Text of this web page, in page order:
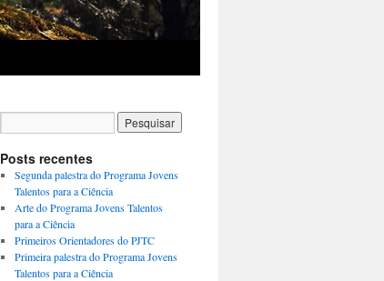
Posts recentes
Segunda palestra do Programa Jovens
Talentos para a Ciência
Arte do Programa Jovens Talentos
para a Ciência
Primeiros Orientadores do PJTC
Primeira palestra do Programa Jovens
Talentos para a Ciência